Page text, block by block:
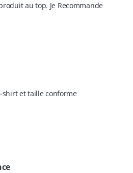
au top. Je Recommande
shirt et taille conforme